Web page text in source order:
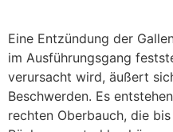
Eine Entzündung der
im Ausführungsgang
verursacht wird, äußert
Beschwerden. Es
rechten Oberbauch, die